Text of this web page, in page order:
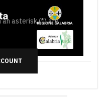
an asterisk (*) are